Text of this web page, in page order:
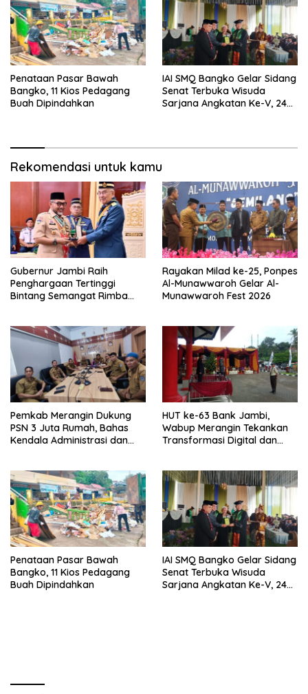
Penataan Pasar Bawah
Bangko, 11 Kios Pedagang
Buah Dipindahkan
IAI SMQ Bangko Gelar Sidang
Senat Terbuka Wisuda
Sarjana Angkatan Ke-V, 243
Rekomendasi untuk kamu
Gubernur Jambi Raih
Penghargaan Tertinggi
Bintang Semangat Rimba
Rayakan Milad ke-25, Ponpes
Al-Munawwaroh Gelar Al-
Munawwaroh Fest 2026
Pemkab Merangin Dukung
PSN 3 Juta Rumah, Bahas
Kendala Administrasi dan
HUT ke-63 Bank Jambi,
Wabup Merangin Tekankan
Transformasi Digital dan
Penataan Pasar Bawah
Bangko, 11 Kios Pedagang
Buah Dipindahkan
IAI SMQ Bangko Gelar Sidang
Senat Terbuka Wisuda
Sarjana Angkatan Ke-V, 243